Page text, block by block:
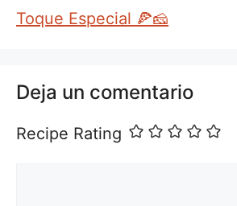
Toque Especial 🍕🧀
Deja un comentario
Recipe Rating